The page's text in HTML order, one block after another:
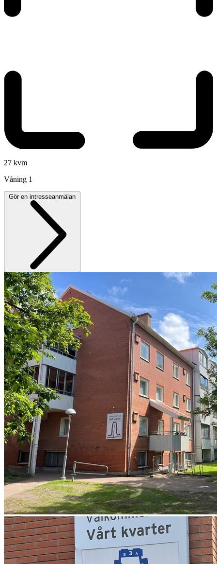
27 kvm
Våning 1
Gör en intresseanmälan